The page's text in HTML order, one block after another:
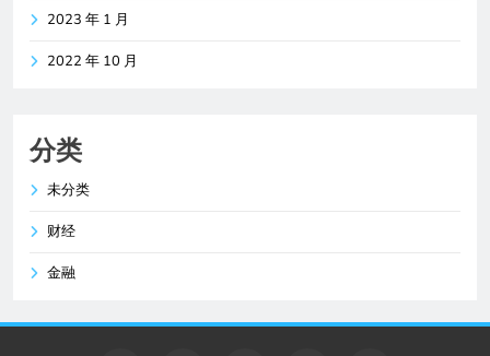
2023 年 1 月
2022 年 10 月
分类
未分类
财经
金融